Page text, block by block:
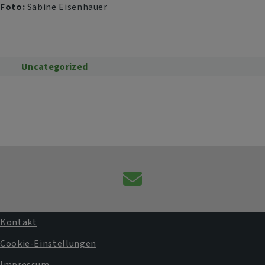
Foto:Sabine Eisenhauer
Uncategorized
Kontaktformular
Fußbereichsmenü
Kontakt
Cookie-Einstellungen